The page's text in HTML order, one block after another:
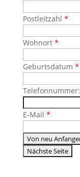
Postleitzahl *
Wohnort *
Geburtsdatum *
Telefonnummer:
E-Mail *